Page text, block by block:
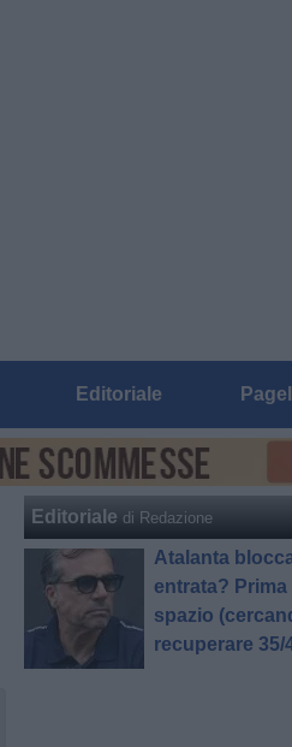
Editoriale
Editoriale di Redazione
Atalanta
entrata? Prima
spazio
recuperare 35/